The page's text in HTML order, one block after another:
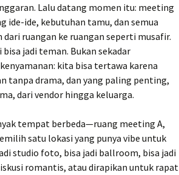
Lalu datang momen itu: meeting
ide-ide, kebutuhan tamu, dan semua
ruangan ke ruangan seperti musafir.
jadi teman. Bukan sekadar
kita bisa tertawa karena
tanpa drama, dan yang paling penting,
dari vendor hingga keluarga.
tempat berbeda—ruang meeting A,
satu lokasi yang punya vibe untuk
studio foto, bisa jadi ballroom, bisa jadi
romantis, atau dirapikan untuk rapat